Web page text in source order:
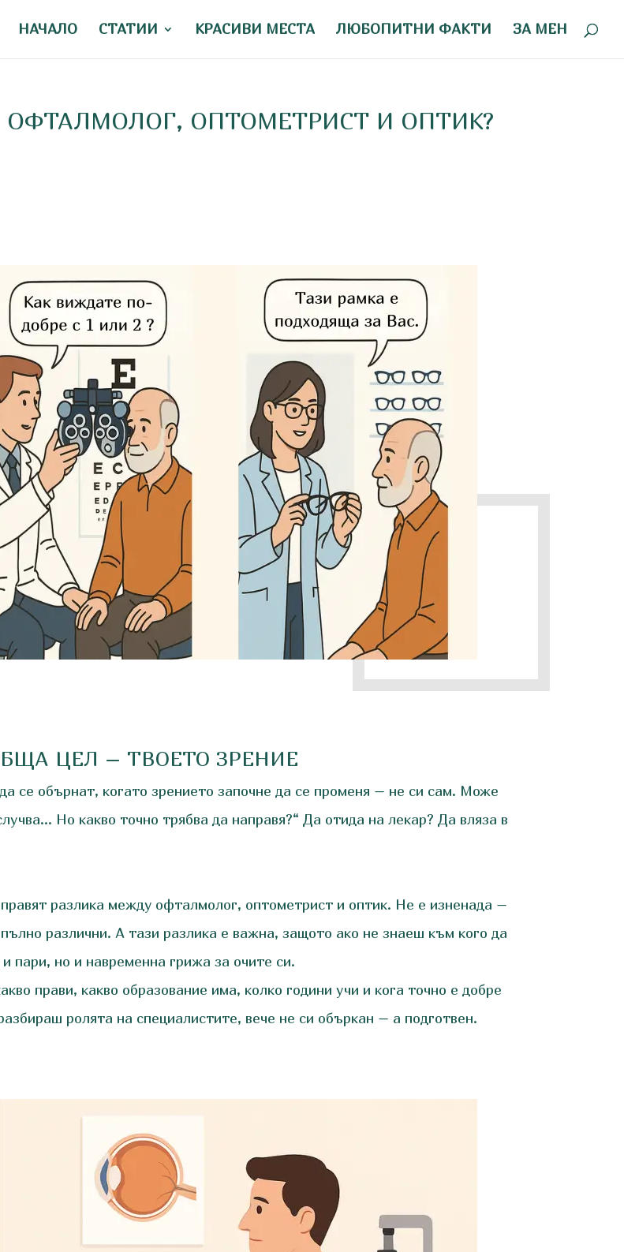
НАЧАЛО СТАТИИ КРАСИВИ МЕСТА ЛЮБОПИТНИ ФАКТИ ЗА МЕН
ОФТАЛМОЛОГ, ОПТОМЕТРИСТ И ОПТИК?
ЦЕЛ – ТВОЕТО ЗРЕНИЕ
се обърнат, когато зрението започне да се променя – не си сам. Може
Но какво точно трябва да направя?“ Да отида на лекар? Да вляза в
разлика между офталмолог, оптометрист и оптик. Не е изненада –
различни. А тази разлика е важна, защото ако не знаеш към кого да
пари, но и навременна грижа за очите си.
прави, какво образование има, колко години учи и кога точно е добре
ролята на специалистите, вече не си объркан – а подготвен.